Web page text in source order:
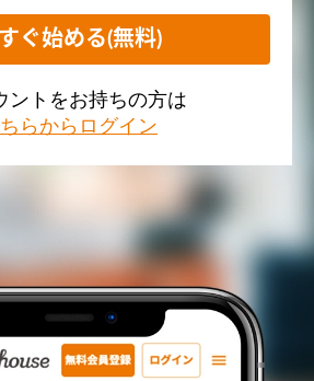
ぐ始める(無料)
ントをお持ちの方は
らからログイン